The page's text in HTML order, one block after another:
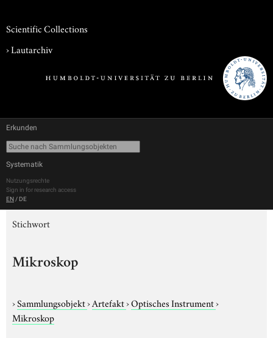
Scientific Collections
›Lautarchiv
Erkunden
Systematik
Nutzungsrechte
Sign in for research access
EN / DE
Stichwort
Mikroskop
›Sammlungsobjekt›Artefakt›Optisches Instrument›
Mikroskop